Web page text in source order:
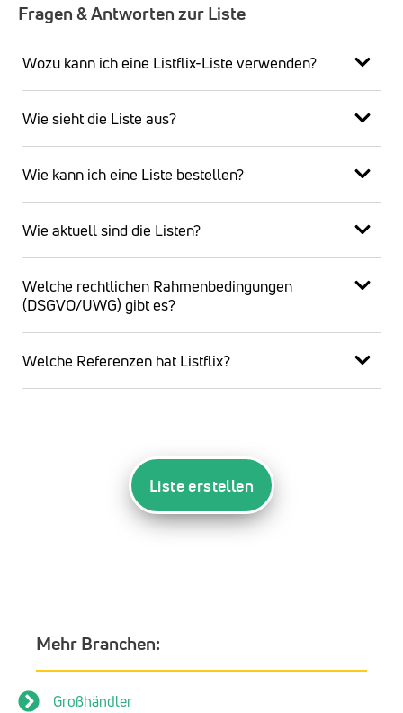
Fragen & Antworten zur Liste
Wozu kann ich eine Listflix-Liste verwenden?
Wie sieht die Liste aus?
Wie kann ich eine Liste bestellen?
Wie aktuell sind die Listen?
Welche rechtlichen Rahmenbedingungen
(DSGVO/UWG) gibt es?
Welche Referenzen hat Listflix?
Liste erstellen
Mehr Branchen:
Großhändler